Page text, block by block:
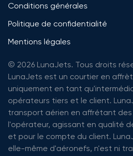
Conditions générales
Politique de confidentialité
Mentions légales
© 2026 LunaJets. Tous droits
LunaJets est un courtier en
uniquement en tant
opérateurs tiers et le client.
transport aérien en affrétant
l'opérateur, agissant en qualité
et pour le compte du client.
elle-même d'aéronefs, n'est ni